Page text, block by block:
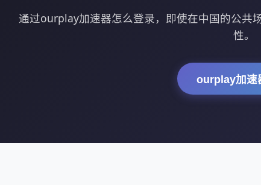
通过ourplay加速器怎么登录，即使在中国的公共
性。
ourplay加速